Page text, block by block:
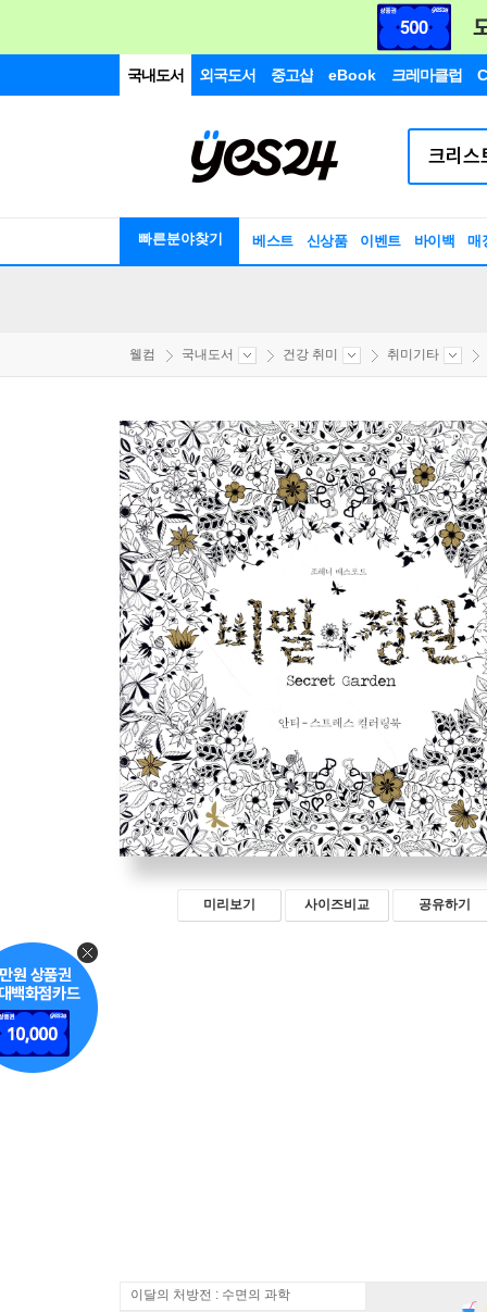
국내도서 외국도서 중고샵 eBook 크레마클럽
빠른분야찾기 베스트 신상품 이벤트 바이백 매
웰컴 국내도서 건강 취미 취미기타
미리보기 사이즈비교 공유하기
이달의 처방전 : 수면의 과학